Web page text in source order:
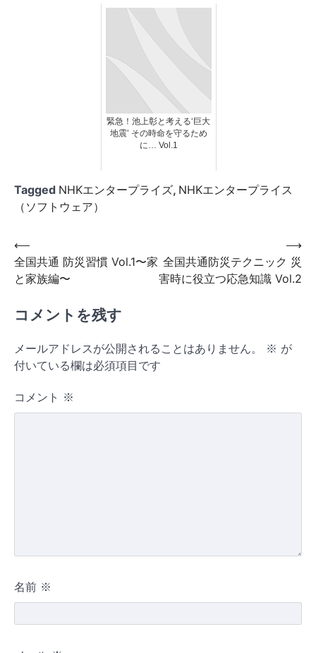
緊急！池上彰と考える‘巨大
地震’ その時命を守るため
に… Vol.1
Tagged NHKエンタープライズ, NHKエンタープライス
（ソフトウェア）
投
稿
ナ
ビ
ー
シ
ョ
⟵
全国共通 防災習慣 Vol.1〜家
と家族編〜
全国共通防災テクニック 災
害時に役立つ応急知識 Vol.2
⟶
コメントを残す
メールアドレスが公開されることはありません。 ※ が
付いている欄は必須項目です
コメント ※
名前 ※